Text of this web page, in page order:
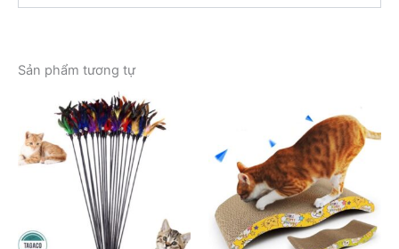
Sản phẩm tương tự